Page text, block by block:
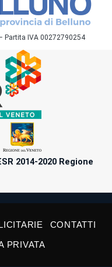
Partita IVA 00272790254
2014-2020 Regione
CONTATTI
PRIVATA